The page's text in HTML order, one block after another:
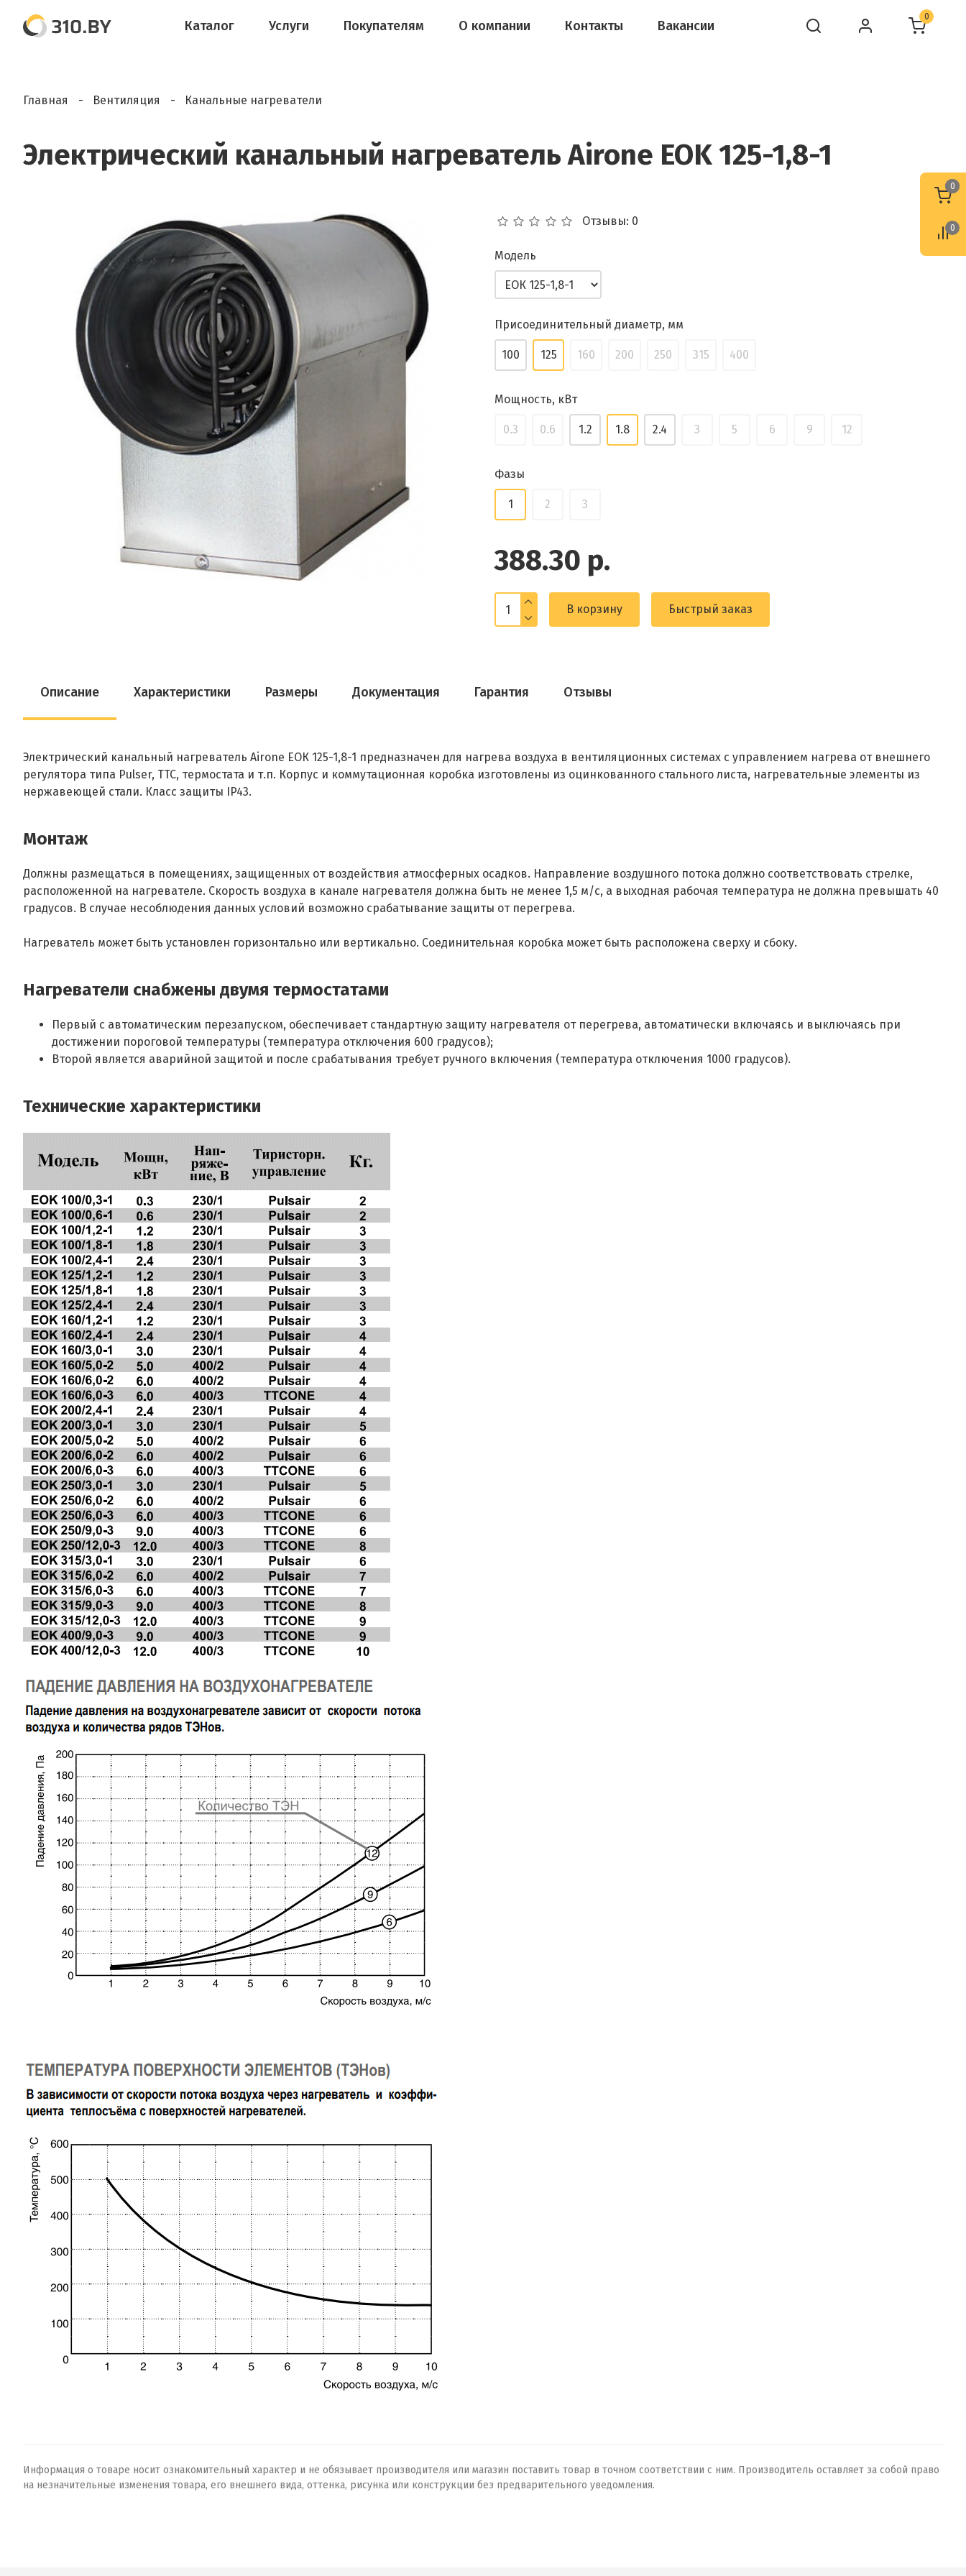
Каталог Услуги Покупателям О компании Контакты Вакансии
0
Главная Вентиляция Канальные нагреватели
Электрический канальный нагреватель Airone EOK 125-1,8-1
Отзывы: 0
388.30 р.
Модель
Присоединительный диаметр, мм
100 125 160 200 250 315 400
Мощность, кВт
0.3 0.6 1.2 1.8 2.4 3 5 6 9 12
Фазы
1 2 3
В корзину Быстрый заказ
Описание Характеристики Размеры Документация Гарантия Отзывы
Электрический канальный нагреватель Airone ЕОК 125-1,8-1 предназначен для нагрева воздуха в вентиляционных системах с управлением нагрева от внешнего
регулятора типа Pulser, ТТС, термостата и т.п. Корпус и коммутационная коробка изготовлены из оцинкованного стального листа, нагревательные элементы из
нержавеющей стали. Класс защиты IP43.
Монтаж
Должны размещаться в помещениях, защищенных от воздействия атмосферных осадков. Направление воздушного потока должно соответствовать стрелке,
расположенной на нагревателе. Скорость воздуха в канале нагревателя должна быть не менее 1,5 м/с, а выходная рабочая температура не должна превышать 40
градусов. В случае несоблюдения данных условий возможно срабатывание защиты от перегрева.
Нагреватель может быть установлен горизонтально или вертикально. Соединительная коробка может быть расположена сверху и сбоку.
Нагреватели снабжены двумя термостатами
Первый с автоматическим перезапуском, обеспечивает стандартную защиту нагревателя от перегрева, автоматически включаясь и выключаясь при
достижении пороговой температуры (температура отключения 600 градусов);
Второй является аварийной защитой и после срабатывания требует ручного включения (температура отключения 1000 градусов).
Технические характеристики
Информация о товаре носит ознакомительный характер и не обязывает производителя или магазин поставить товар в точном соответствии с ним. Производитель оставляет за собой право
на незначительные изменения товара, его внешнего вида, оттенка, рисунка или конструкции без предварительного уведомления.
0
0
0